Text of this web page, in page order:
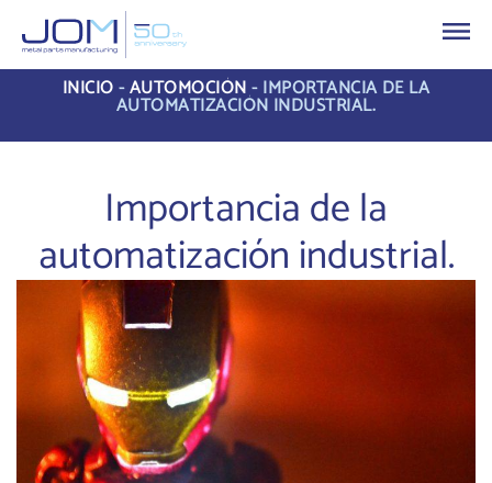
INICIO-AUTOMOCIÓN-IMPORTANCIA DE LA
AUTOMATIZACIÓN INDUSTRIAL.
Importancia de la
automatización industrial.